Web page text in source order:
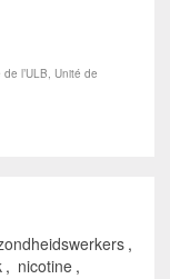
l’ULB, Unité de
,
, nicotine ,